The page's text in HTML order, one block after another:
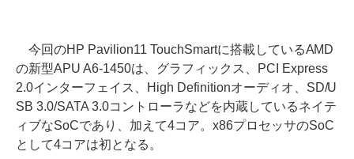
今回のHP Pavilion11 TouchSmartに搭載しているAMD
の新型APU A6-1450は、グラフィックス、PCI Express
2.0インターフェイス、High Definitionオーディオ、SD/U
SB 3.0/SATA 3.0コントローラなどを内蔵しているネイテ
ィブなSoCであり、加えて4コア。x86プロセッサのSoC
として4コアは初となる。